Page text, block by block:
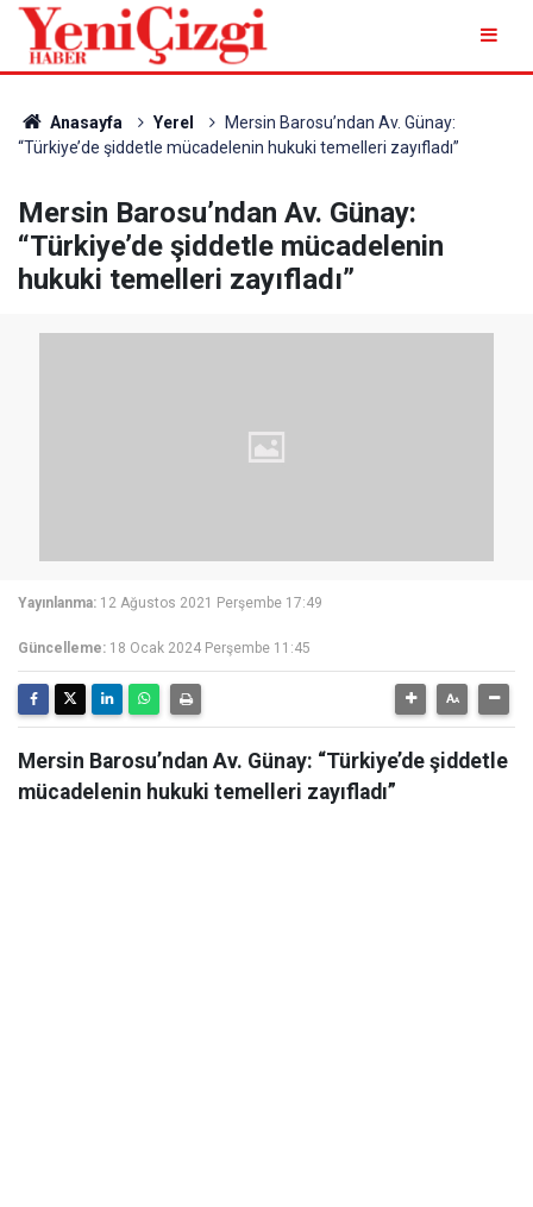
Anasayfa Yerel
Mersin Barosu’ndan Av. Günay:
“Türkiye’de şiddetle mücadelenin hukuki temelleri zayıfladı”
Mersin Barosu’ndan Av. Günay:
“Türkiye’de şiddetle mücadelenin
hukuki temelleri zayıfladı”
Yayınlanma: 12 Ağustos 2021 Perşembe 17:49
Güncelleme: 18 Ocak 2024 Perşembe 11:45
Mersin Barosu’ndan Av. Günay: “Türkiye’de şiddetle
mücadelenin hukuki temelleri zayıfladı”